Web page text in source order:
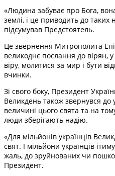
«Людина забуває про Бога,
землі, і це приводить до таких
підсумував Предстоятель.
Це звернення Митрополита
великоднє послання до вірян,
віру, молитися за мир і бути
вчинки.
Зі свого боку, Президент
Великдень також звернувся до
величині цього свята та на
люди зберігають надію.
«Для мільйонів українців
свят. І мільйони українців
жаль, до зруйнованих чи
Президент.